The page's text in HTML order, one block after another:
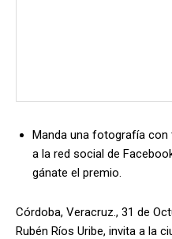
Manda una fotografía con
a la red social de
gánate el premio.
Córdoba, Veracruz., 31 de
Rubén Ríos Uribe, invita a la